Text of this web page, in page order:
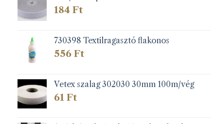
184 Ft
730398 Textilragasztó flakonos
556 Ft
Vetex szalag 302030 30mm 100m/vég
61 Ft